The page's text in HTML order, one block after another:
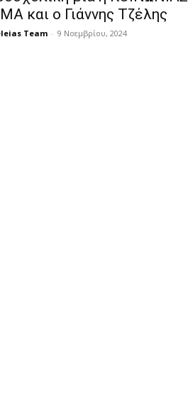
και ο Γιάννης Τζέλης
Team - 9 Νοεμβρίου, 2024